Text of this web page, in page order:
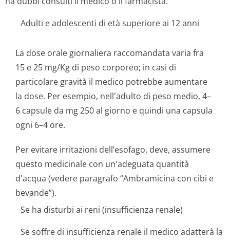
Adulti e adolescenti di età superiore ai 12 anni
La dose orale giornaliera raccomandata varia fra
15 e 25 mg/Kg di peso corporeo; in casi di
particolare gravità il medico potrebbe aumentare
la dose. Per esempio, nell'adulto di peso medio, 4–
6 capsule da mg 250 al giorno e quindi una capsula
ogni 6–4 ore.
Per evitare irritazioni dell’esofago, deve, assumere
questo medicinale con un'adeguata quantità
d'acqua (vedere paragrafo “Ambramicina con cibi e
bevande”).
Se ha disturbi ai reni (insufficienza renale)
Se soffre di insufficienza renale il medico adatterà la